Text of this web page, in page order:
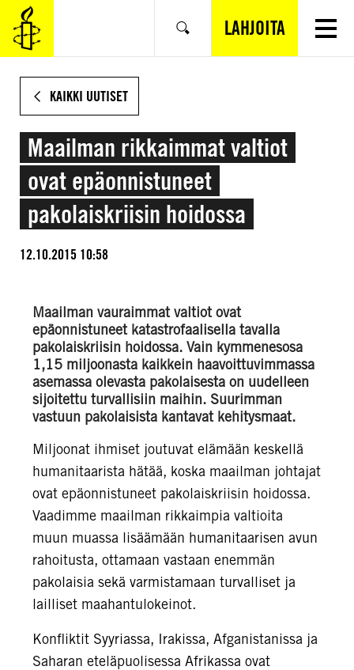
SIIRRY
VARSINAISEEN
SISÄLTÖÖN
Hae LAHJOITA
KAIKKI UUTISET
Maailman rikkaimmat valtiot
ovat epäonnistuneet
pakolaiskriisin hoidossa
12.10.2015 10:58
Maailman vauraimmat valtiot ovat
epäonnistuneet katastrofaalisella tavalla
pakolaiskriisin hoidossa. Vain kymmenesosa
1,15 miljoonasta kaikkein haavoittuvimmassa
asemassa olevasta pakolaisesta on uudelleen
sijoitettu turvallisiin maihin. Suurimman
vastuun pakolaisista kantavat kehitysmaat.
Miljoonat ihmiset joutuvat elämään keskellä
humanitaarista hätää, koska maailman johtajat
ovat epäonnistuneet pakolaiskriisin hoidossa.
Vaadimme maailman rikkaimpia valtioita
muun muassa lisäämään humanitaarisen avun
rahoitusta, ottamaan vastaan enemmän
pakolaisia sekä varmistamaan turvalliset ja
lailliset maahantulokeinot.
Konfliktit Syyriassa, Irakissa, Afganistanissa ja
Saharan eteläpuolisessa Afrikassa ovat